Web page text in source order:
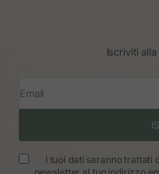
Iscriviti
Email
I tuoi dati saranno trattati